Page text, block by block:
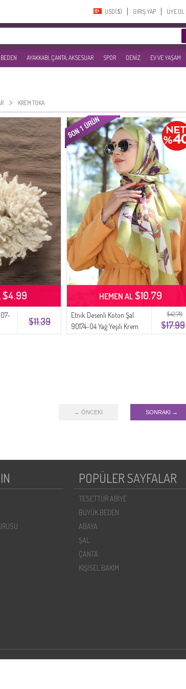
USD($)‎ GIRIŞ YAP ÜYE OL
AYAKKABI, ÇANTA, AKSESUAR SPOR DENİZ EV VE YAŞAM
> KREM TOKA
$11.39
$4.99
$42.78
$17.99
Etnik Desenli Koton Şal
90174-04 Yağ Yeşili Krem
HEMEN AL$10.79
← ÖNCEKI SONRAKI →
POPÜLER SAYFALAR
TESETTÜR ABİYE
BÜYÜK BEDEN
ABAYA
ŞAL
ÇANTA
KİŞİSEL BAKIM